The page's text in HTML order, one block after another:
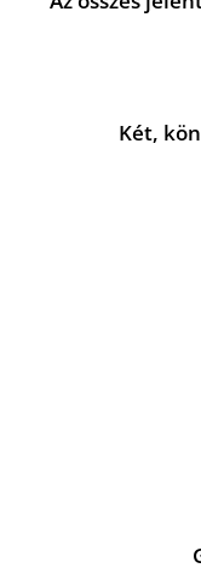
Két,